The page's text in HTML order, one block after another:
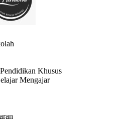
Khusus
Mengajar